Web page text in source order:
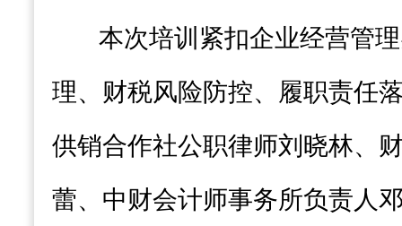
本次培训紧扣企业经营管
理、财税风险防控、履职责任
供销合作社公职律师刘晓林、
蕾、中财会计师事务所负责人